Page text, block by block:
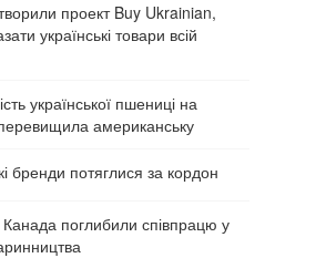
проект Buy Ukrainian,
українські товари всій
української пшениці на
американську
бренди потяглися за кордон
Канада поглибили співпрацю у